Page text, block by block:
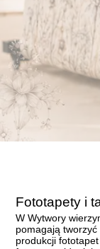
Fototapety i
W Wytwory
pomagają
produkcji